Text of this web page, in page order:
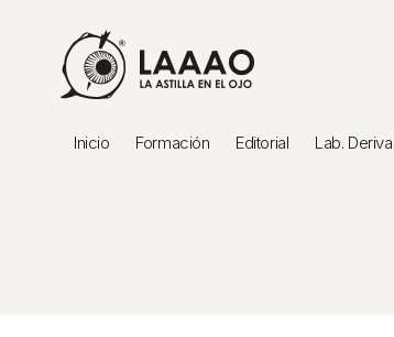
Inicio Formación Editorial Lab. Deriva